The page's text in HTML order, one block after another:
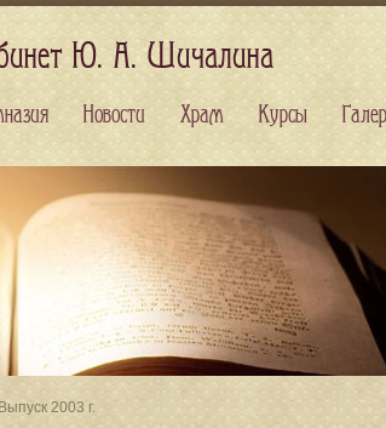
2003 г.
Ю. А. Шичалина
Новости Храм Курсы